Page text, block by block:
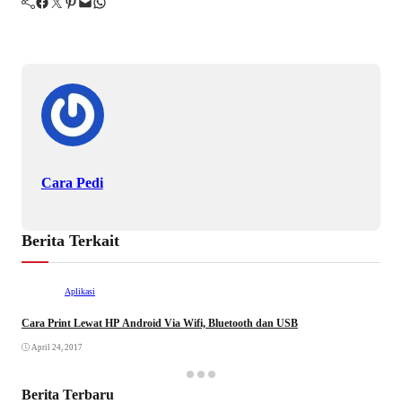
Cara Pedi
Berita Terkait
Aplikasi
Cara Print Lewat HP Android Via Wifi, Bluetooth dan USB
April 24, 2017
Berita Terbaru